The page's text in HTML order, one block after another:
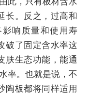
长。反之，过高和
响质量和使用寿
破了固定含水率这
肤生态功能，能通
率。也就是说，不
陶板都将同样适用